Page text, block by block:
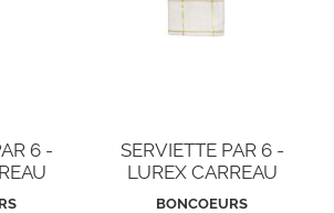
6 -
SERVIETTE PAR 6 -
LUREX CARREAU
HOSTIE
BONCOEURS